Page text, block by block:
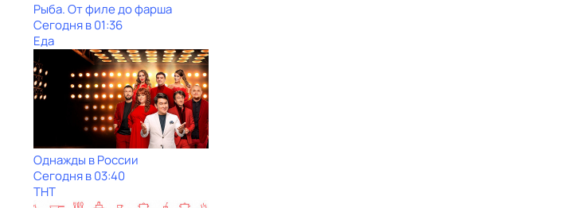
Рыба. От филе до фарша
Сегодня в 01:36
Еда
Однажды в России
Сегодня в 03:40
ТНТ